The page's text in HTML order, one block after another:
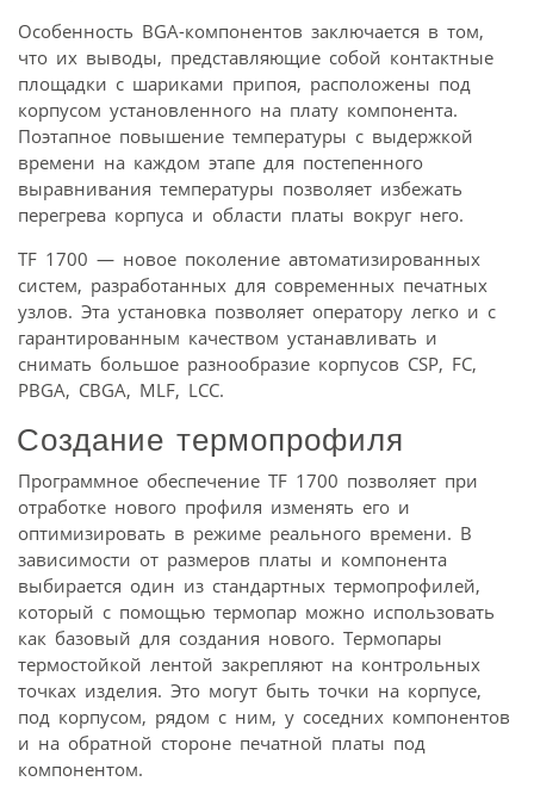
Особенность BGA-компонентов заключается в том,
что их выводы, представляющие собой контактные
площадки с шариками припоя, расположены под
корпусом установленного на плату компонента.
Поэтапное повышение температуры с выдержкой
времени на каждом этапе для постепенного
выравнивания температуры позволяет избежать
перегрева корпуса и области платы вокруг него.
TF 1700 — новое поколение автоматизированных
систем, разработанных для современных печатных
узлов. Эта установка позволяет оператору легко и с
гарантированным качеством устанавливать и
снимать большое разнообразие корпусов CSP, FC,
PBGA, CBGA, MLF, LCC.
Создание термопрофиля
Программное обеспечение TF 1700 позволяет при
отработке нового профиля изменять его и
оптимизировать в режиме реального времени. В
зависимости от размеров платы и компонента
выбирается один из стандартных термопрофилей,
который с помощью термопар можно использовать
как базовый для создания нового. Термопары
термостойкой лентой закрепляют на контрольных
точках изделия. Это могут быть точки на корпусе,
под корпусом, рядом с ним, у соседних компонентов
и на обратной стороне печатной платы под
компонентом.